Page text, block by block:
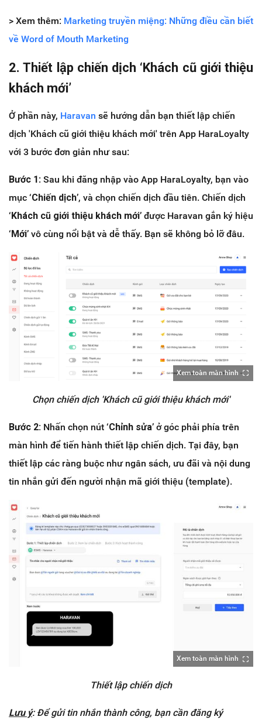
> Xem thêm: Marketing truyền miệng: Những điều cần biết
về Word of Mouth Marketing
2.Thiết lập chiến dịch ‘Khách cũ giới thiệu
khách mới’
Ở phần này, Haravan sẽ hướng dẫn bạn thiết lập chiến
dịch 'Khách cũ giới thiệu khách mới' trên App HaraLoyalty
với 3 bước đơn giản như sau:
Bước 1: Sau khi đăng nhập vào App HaraLoyalty, bạn vào
mục ‘Chiến dịch’, và chọn chiến dịch đầu tiên. Chiến dịch
‘Khách cũ giới thiệu khách mới’ được Haravan gắn ký hiệu
‘Mới’ vô cùng nổi bật và dễ thấy. Bạn sẽ không bỏ lỡ đâu.
Xem toàn màn hình
Chọn chiến dịch 'Khách cũ giới thiệu khách mới'
Bước 2: Nhấn chọn nút ‘Chỉnh sửa’ ở góc phải phía trên
màn hình để tiến hành thiết lập chiến dịch. Tại đây, bạn
thiết lập các ràng buộc như ngân sách, ưu đãi và nội dung
tin nhắn gửi đến người nhận mã giới thiệu (template).
Xem toàn màn hình
Thiết lập chiến dịch
Lưu ý: Để gửi tin nhắn thành công, bạn cần đăng ký